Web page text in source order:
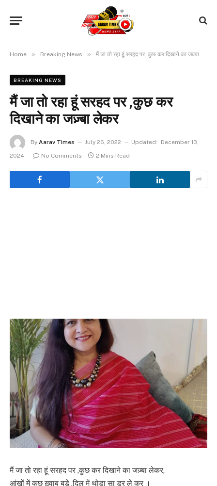
Home » Breaking News » मैं जा तो रहा हूं सरहद पर ,कुछ कर दिखाने का जज़्बा लेकर
BREAKING NEWS
मैं जा तो रहा हूं सरहद पर ,कुछ कर
दिखाने का जज़्बा लेकर
By Aarav Times July 26, 2022 Updated:
December 13,
2024
No Comments 2 Mins Read
मैं जा तो रहा हूं सरहद पर ,कुछ कर दिखाने का जज़्बा लेकर,
आंखों में कुछ ख़्वाब बड़े ,दिल में थोड़ा सा डर ले कर ।